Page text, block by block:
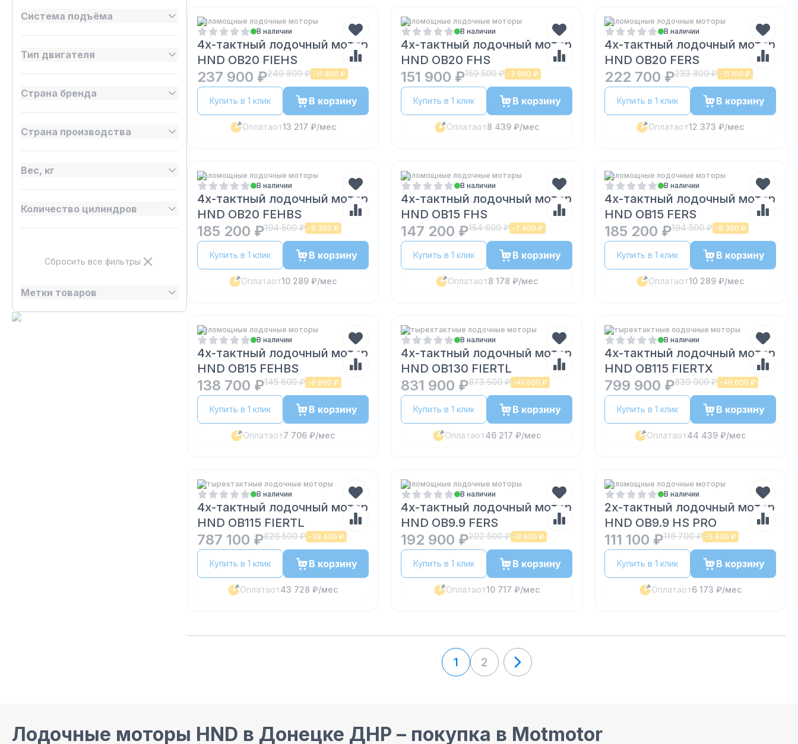
Система подъёма
Тип двигателя
Страна бренда
Страна производства
Вес, кг
Количество цилиндров
Сбросить все фильтры
Метки товаров
Маломощные лодочные моторы
В наличии
4х-тактный лодочный мотор
HND OB20 FIEHS
237 900 ₽249 800 ₽ -11 900 ₽
Купить в 1 клик В корзину
Оплатаот13 217 ₽/мес
Маломощные лодочные моторы
В наличии
4х-тактный лодочный мотор
HND OB20 FHS
151 900 ₽159 500 ₽ -7 600 ₽
Купить в 1 клик В корзину
Оплатаот8 439 ₽/мес
Маломощные лодочные моторы
В наличии
4х-тактный лодочный мотор
HND OB20 FERS
222 700 ₽233 800 ₽ -11 100 ₽
Купить в 1 клик В корзину
Оплатаот12 373 ₽/мес
Маломощные лодочные моторы
В наличии
4х-тактный лодочный мотор
HND OB20 FEHBS
185 200 ₽194 500 ₽ -9 300 ₽
Купить в 1 клик В корзину
Оплатаот10 289 ₽/мес
Маломощные лодочные моторы
В наличии
4х-тактный лодочный мотор
HND OB15 FHS
147 200 ₽154 600 ₽ -7 400 ₽
Купить в 1 клик В корзину
Оплатаот8 178 ₽/мес
Маломощные лодочные моторы
В наличии
4х-тактный лодочный мотор
HND OB15 FERS
185 200 ₽194 500 ₽ -9 300 ₽
Купить в 1 клик В корзину
Оплатаот10 289 ₽/мес
Маломощные лодочные моторы
В наличии
4х-тактный лодочный мотор
HND OB15 FEHBS
138 700 ₽145 600 ₽ -6 900 ₽
Купить в 1 клик В корзину
Оплатаот7 706 ₽/мес
Четырехтактные лодочные моторы
В наличии
4х-тактный лодочный мотор
HND OB130 FIERTL
831 900 ₽873 500 ₽ -41 600 ₽
Купить в 1 клик В корзину
Оплатаот46 217 ₽/мес
Четырехтактные лодочные моторы
В наличии
4х-тактный лодочный мотор
HND OB115 FIERTX
799 900 ₽839 900 ₽ -40 000 ₽
Купить в 1 клик В корзину
Оплатаот44 439 ₽/мес
Четырехтактные лодочные моторы
В наличии
4х-тактный лодочный мотор
HND OB115 FIERTL
787 100 ₽826 500 ₽ -39 400 ₽
Купить в 1 клик В корзину
Оплатаот43 728 ₽/мес
Маломощные лодочные моторы
В наличии
4х-тактный лодочный мотор
HND OB9.9 FERS
192 900 ₽202 500 ₽ -9 600 ₽
Купить в 1 клик В корзину
Оплатаот10 717 ₽/мес
Маломощные лодочные моторы
В наличии
2х-тактный лодочный мотор
HND OB9.9 HS PRO
111 100 ₽116 700 ₽ -5 600 ₽
Купить в 1 клик В корзину
Оплатаот6 173 ₽/мес
1 2
Лодочные моторы HND в Донецке ДНР – покупка в Motmotor